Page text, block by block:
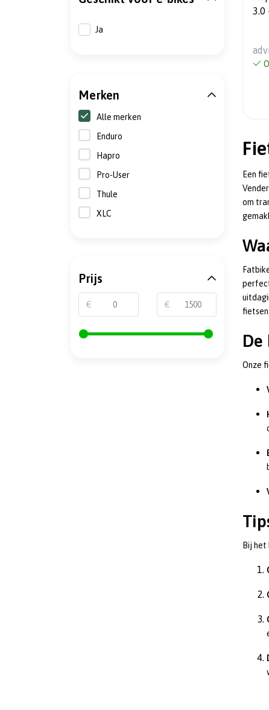
3.0 - Fietsendrager - 3 Fietsen
Een
om
De
Onze
Bij
Ja
Merken
Alle merken
Enduro
Hapro
Pro-User
Thule
XLC
Prijs
€ €